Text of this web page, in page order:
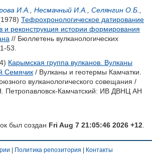
И.А. Несмачный И.А. Селянгин О.Б.
Тефрохронологическое датирование
и реконструкция истории формирования
// Бюллетень вулканологических
53.
Карымская группа вулканов. Вулканы
Семячик / Вулканы и геотермы Камчатки.
вулканологического совещания /
Петропавловск-Камчатский: ИВ ДВНЦ АН
был создан Fri Aug 7 21:05:46 2026 +12
Политика репозитория Контакты